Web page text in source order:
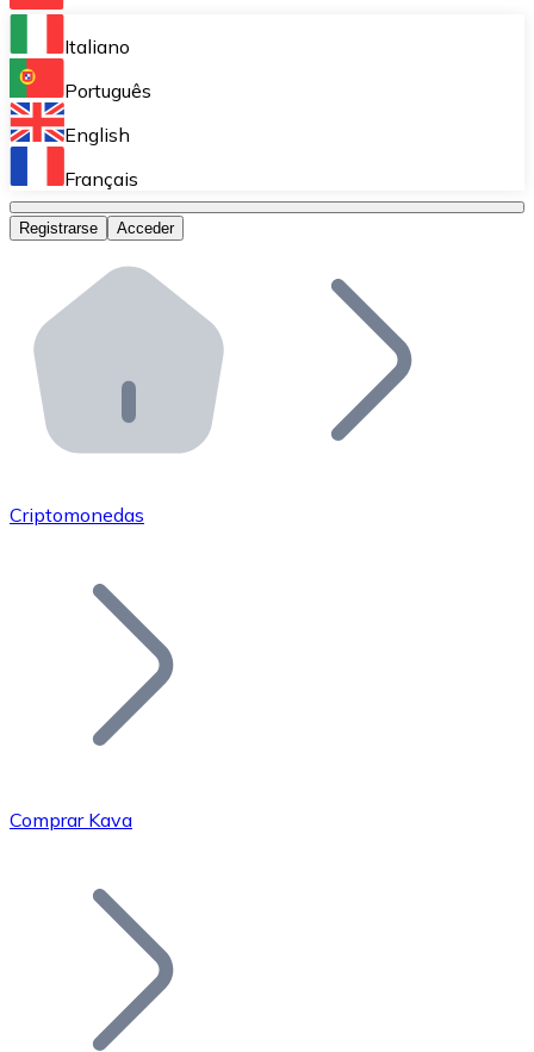
Bitnovo Ramp
Integra nuestra solución en tu plataforma.
Bitnovo Giftcards
Bitnovo OTC
Bitnovo ATM
Integra un ATM Bitnovo en tu negocio y permite que
Bitnovo API
Integra nuestra API en tu ecosistema.
Únete a nuestra red de distribuidores.
Añade tu proyecto a nuestro ecosistema.
Bitcoin
Italiano
Português
English
Français
Registrarse Acceder
Criptomonedas
Comprar Kava